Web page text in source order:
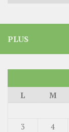
PLUS
L
M
3
4